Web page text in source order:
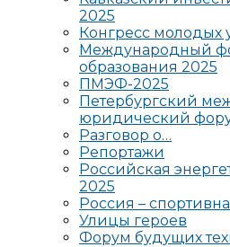
2025
Конгресс молодых
Международный
образования 2025
ПМЭФ-2025
Петербургский
юридический
Разговор о…
Репортажи
Российская
2025
Россия –
Улицы героев
Форум будущих